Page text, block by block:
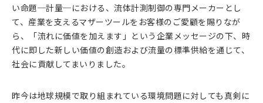
い命題─計量─における、流体計測制御の専門メーカーとし
て、産業を支えるマザーツールをお客様のご愛顧を賜りなが
ら、「流れに価値を加えます」という企業メッセージの下、時
代に即した新しい価値の創造および流量の標準供給を通じて、
社会に貢献してまいりました。
昨今は地球規模で取り組まれている環境問題に対しても真剣に